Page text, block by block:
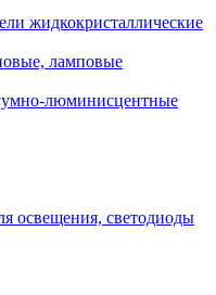
жидкокристаллические
ламповые
люминисцентные
освещения, светодиоды